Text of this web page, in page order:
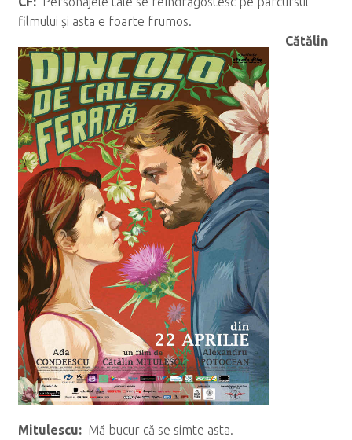
filmului și asta e foarte frumos.
Cătălin
Mitulescu: Mă bucur că se simte asta.